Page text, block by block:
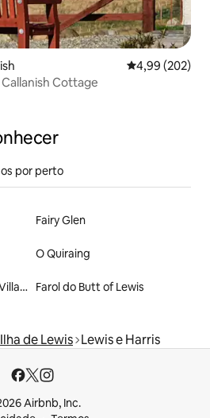
4,99 de uma
4,99 (202)
Cottage
por perto
Fairy Glen
O Quiraing
Gearrannan Blackhouse Village Farol do Butt of Lewis
Ilha de Lewis Lewis e Harris
Airbnb, Inc.